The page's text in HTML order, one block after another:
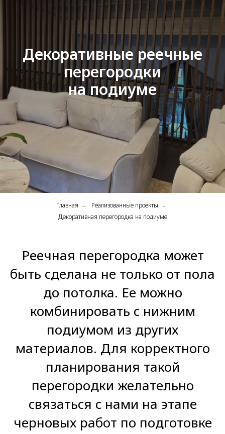
Декоративные реечные
перегородки
на подиуме
Главная → Реализованные проекты →
Декоративная перегородка на подиуме
Реечная перегородка может
быть сделана не только от пола
до потолка. Ее можно
комбинировать с нижним
подиумом из других
материалов. Для корректного
планирования такой
перегородки желательно
связаться с нами на этапе
черновых работ по подготовке